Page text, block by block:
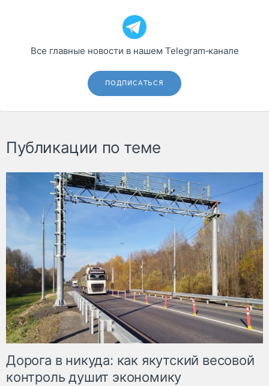
Все главные новости в нашем Telegram‑канале
ПОДПИСАТЬСЯ
Публикации по теме
Дорога в никуда: как якутский весовой
контроль душит экономику